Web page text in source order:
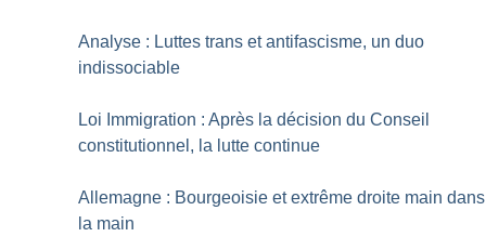
Analyse : Luttes trans et antifascisme, un duo
indissociable
Loi Immigration : Après la décision du Conseil
constitutionnel, la lutte continue
Allemagne : Bourgeoisie et extrême droite main dans
la main